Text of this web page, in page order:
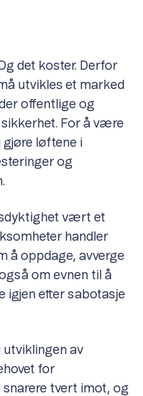
det koster. Derfor
utvikles et marked
offentlige og
For å være
gjøre løftene i
og
vært et
handler
å oppdage, avverge
om evnen til å
igjen etter sabotasje
utviklingen av
for
tvert imot, og